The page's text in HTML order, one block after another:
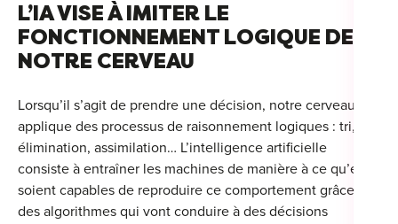
L’IA VISE À IMITER LE
FONCTIONNEMENT LOGIQUE DE
NOTRE CERVEAU
Lorsqu’il s’agit de prendre une décision, notre cerveau
applique des processus de raisonnement logiques : tri,
élimination, assimilation… L’intelligence artificielle
consiste à entraîner les machines de manière à ce qu’elles
soient capables de reproduire ce comportement grâce à
des algorithmes qui vont conduire à des décisions